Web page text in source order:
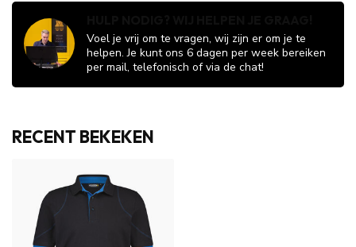
Voel je vrij om te vragen, wij zijn er om je te
helpen. Je kunt ons 6 dagen per week bereiken
per mail, telefonisch of via de chat!
RECENT BEKEKEN